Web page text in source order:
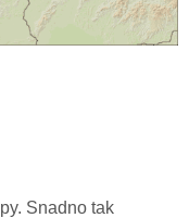
Snadno tak